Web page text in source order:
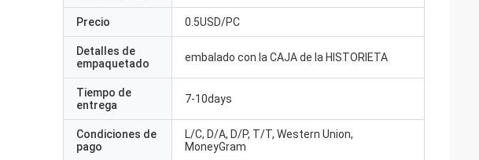
Precio 0.5USD/PC
Detalles de
empaquetado
embalado con la CAJA de la HISTORIETA
Tiempo de
entrega
7-10days
Condiciones de
pago
L/C, D/A, D/P, T/T, Western Union,
MoneyGram